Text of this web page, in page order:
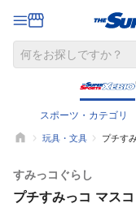
スポーツ・カテゴリ
玩具・文具 プチす
すみっコぐらし
プチすみっコ マス